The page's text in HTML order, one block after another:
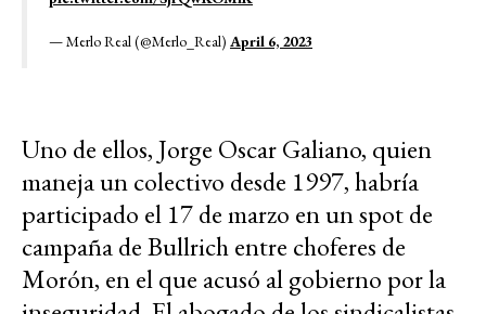
— Merlo Real (@Merlo_Real) April 6, 2023
Uno de ellos, Jorge Oscar Galiano, quien
maneja un colectivo desde 1997, habría
participado el 17 de marzo en un spot de
campaña de Bullrich entre choferes de
Morón, en el que acusó al gobierno por la